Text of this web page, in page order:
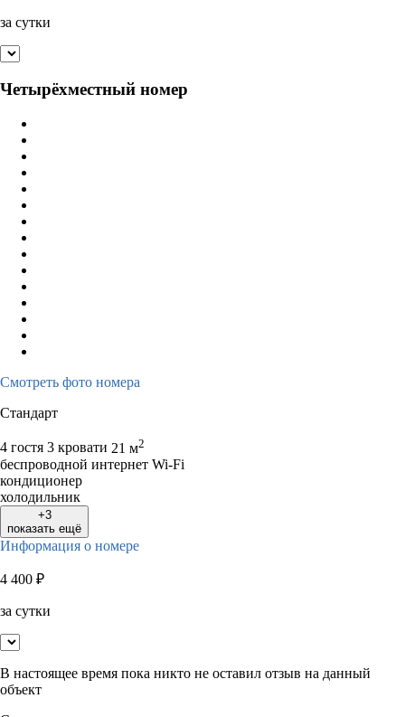
за сутки
Четырёхместный номер
Смотреть фото номера
Стандарт
4 гостя 3 кровати 21 м2
беспроводной интернет Wi-Fi
кондиционер
холодильник
+3
показать ещё
Информация о номере
4 400 ₽
за сутки
В настоящее время пока никто не оставил отзыв на данный
объект